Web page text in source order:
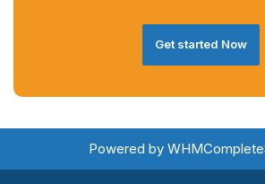
Get started Now
Powered by